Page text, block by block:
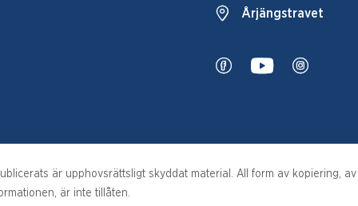
Årjängstravet
är upphovsrättsligt skyddat material. All form av kopiering,
är inte tillåten.